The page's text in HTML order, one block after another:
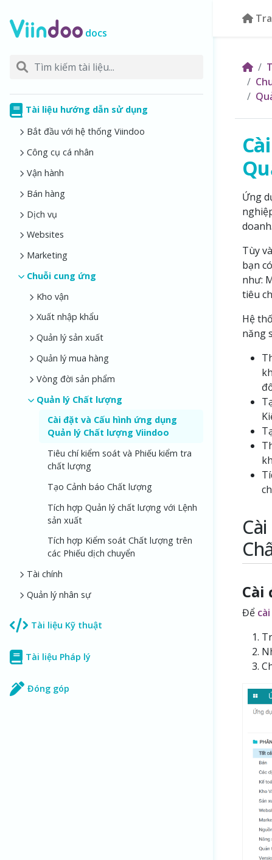
docs
Tài liệu hướng dẫn sử dụng
Bắt đầu với hệ thống Viindoo
Công cụ cá nhân
Vận hành
Bán hàng
Dịch vụ
Websites
Marketing
Chuỗi cung ứng
Kho vận
Xuất nhập khẩu
Quản lý sản xuất
Quản lý mua hàng
Vòng đời sản phẩm
Quản lý Chất lượng
Cài đặt và Cấu hình ứng dụng
Quản lý Chất lượng Viindoo
Tiêu chí kiểm soát và Phiếu kiểm tra
chất lượng
Tạo Cảnh báo Chất lượng
Tích hợp Quản lý chất lượng với Lệnh
sản xuất
Tích hợp Kiểm soát Chất lượng trên
các Phiếu dịch chuyển
Tài chính
Quản lý nhân sự
Tài liệu Kỹ thuật
Tài liệu Pháp lý
Đóng góp
Ứng
doanh.
Tùy
bạn
như:
tiêu
Hệ
năng
Cài
Để